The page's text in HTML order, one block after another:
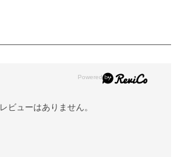
レビューはありません。